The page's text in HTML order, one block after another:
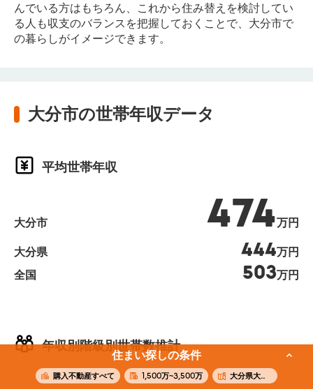
住まい探しの条件
購入不動産すべて 1,500万~3,500万 大分県大分市
んでいる方はもちろん、これから住み替えを検討してい
る人も収支のバランスを把握しておくことで、大分市で
の暮らしがイメージできます。
大分市の世帯年収データ
年収別階級別世帯数推計
平均世帯年収
大分市 474万円
大分県 444万円
全国
503万円